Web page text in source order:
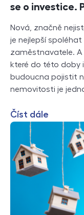
se o investice.
Nová, značně
je nejlepší
zaměstnavatele. A
které do této doby
budoucna pojistit
nemovitosti je
Číst dále